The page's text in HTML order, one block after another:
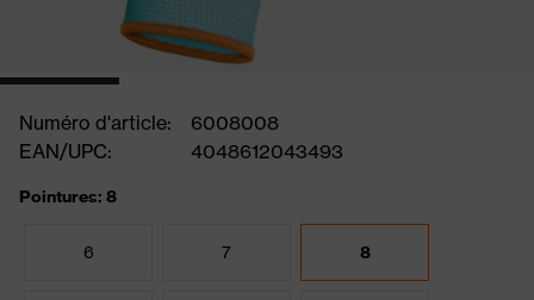
Numéro d'article:
6008008
EAN/UPC:
4048612043493
Pointures: 8
6 7 8